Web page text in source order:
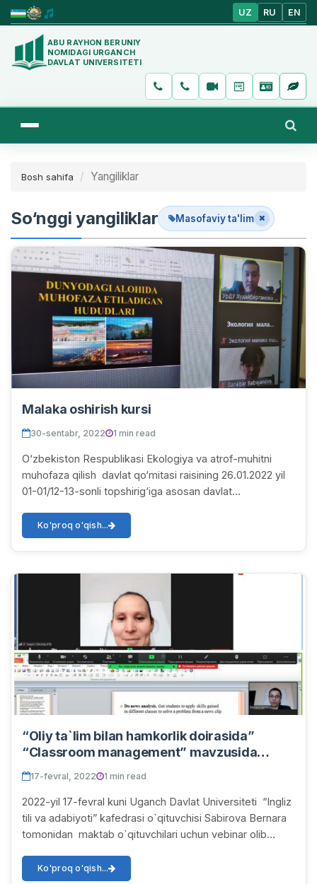
UZ RU EN
ABU RAYHON BERUNIY
NOMIDAGI URGANCH
DAVLAT UNIVERSITETI
Bosh sahifa Yangiliklar
So‘nggi yangiliklar Masofaviy ta'lim
Malaka oshirish kursi
30-sentabr, 2022 1 min read
O‘zbekiston Respublikasi Ekologiya va atrof-muhitni
muhofaza qilish davlat qo‘mitasi raisining 26.01.2022 yil
01-01/12-13-sonli topshirig‘iga asosan davlat
Ko'proq o'qish...
“Oliy ta`lim bilan hamkorlik doirasida”
“Classroom management” mavzusida
vebinar olib borildi.
17-fevral, 2022 1 min read
2022-yil 17-fevral kuni Uganch Davlat Universiteti “Ingliz
tili va adabiyoti” kafedrasi o`qituvchisi Sabirova Bernara
tomonidan maktab o`qituvchilari uchun vebinar olib
Ko'proq o'qish...